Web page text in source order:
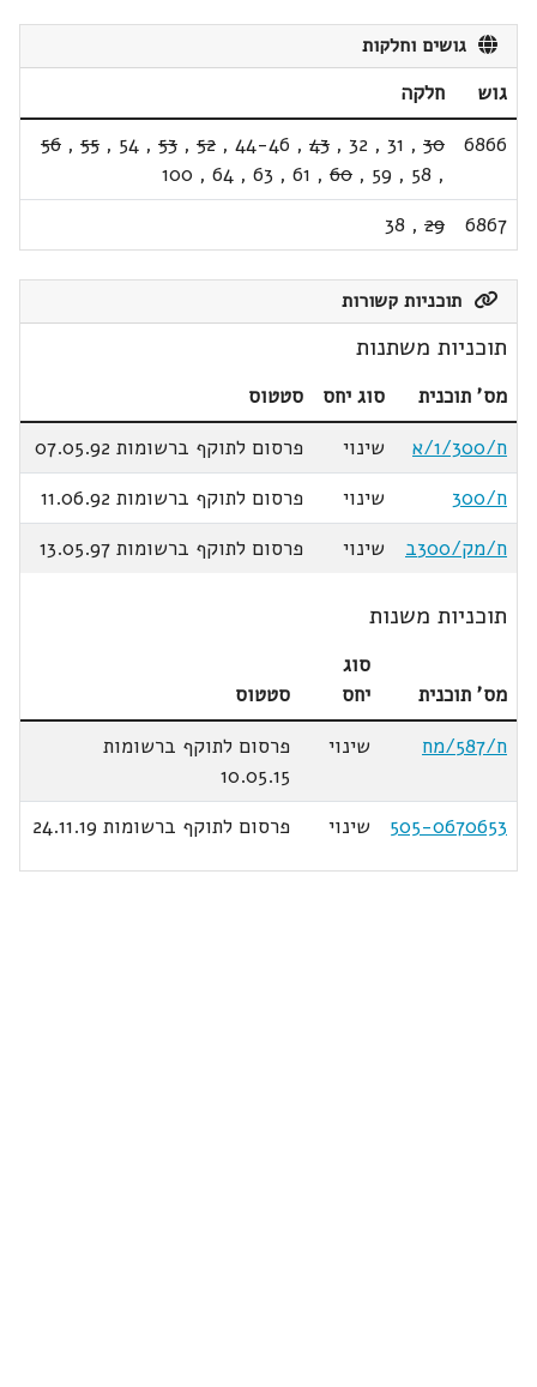
גושים וחלקות
גוש
חלקה
6866
30
,
31
,
32
,
43
,
44-46
,
52
,
53
,
54
,
55
,
56
,
58
,
59
,
60
,
61
,
63
,
64
,
100
6867
29
,
38
תוכניות קשורות
תוכניות משתנות
מס' תוכנית סוג יחס
סטטוס
ח/1/300/א
שינוי
פרסום לתוקף ברשומות 07.05.92
ח/300
שינוי
פרסום לתוקף ברשומות 11.06.92
ח/מק/300ב
שינוי פרסום לתוקף ברשומות 13.05.97
תוכניות משנות
מס' תוכנית
סוג
יחס
סטטוס
ח/587/מח
שינוי
פרסום לתוקף ברשומות
10.05.15
505-0670653
שינוי פרסום לתוקף ברשומות 24.11.19